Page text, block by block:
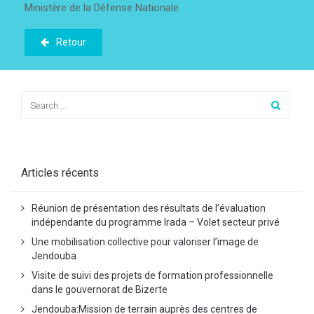
Ministère de la Défense Nationale.
Retour
Articles récents
Réunion de présentation des résultats de l’évaluation
indépendante du programme Irada – Volet secteur privé
Une mobilisation collective pour valoriser l’image de
Jendouba
Visite de suivi des projets de formation professionnelle
dans le gouvernorat de Bizerte
Jendouba:Mission de terrain auprès des centres de